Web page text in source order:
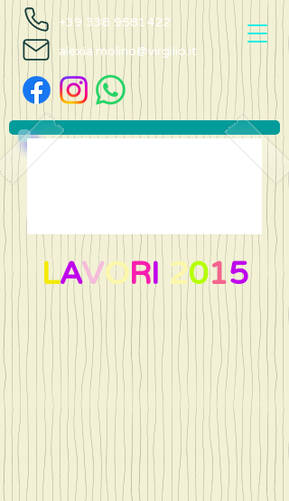
+39 338 9581422
alexia.molino@virgilio.it
LAVORI 2015